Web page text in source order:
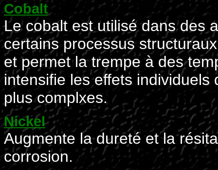
Cobalt
Le cobalt est utilisé dans des
certains processus
et permet la trempe à des
intensifie les effets
plus complxes.
Nickel
Augmente la dureté et la
corrosion.